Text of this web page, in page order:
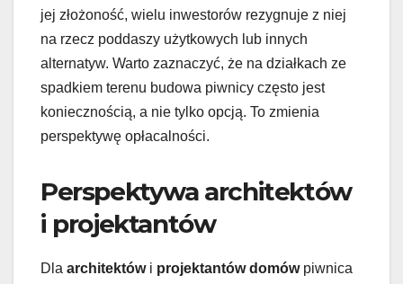
jej złożoność, wielu inwestorów rezygnuje z niej
na rzecz poddaszy użytkowych lub innych
alternatyw. Warto zaznaczyć, że na działkach ze
spadkiem terenu budowa piwnicy często jest
koniecznością, a nie tylko opcją. To zmienia
perspektywę opłacalności.
Perspektywa architektów
i projektantów
Dla architektówi projektantów domówpiwnica